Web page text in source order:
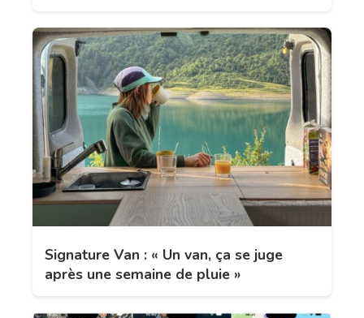
Signature Van : « Un van, ça se juge
après une semaine de pluie »